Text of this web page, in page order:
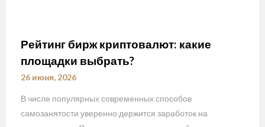
Рейтинг бирж криптовалют: какие
площадки выбрать?
26 июня, 2026
В числе популярных современных способов
самозанятости уверенно держится заработок на